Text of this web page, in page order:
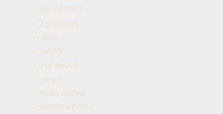
DSTREZZED
EgoTripping
elvine
EVENT
FUZAWOOL
ganesh
Hiraly Winfield
INDIGO PEOPLE